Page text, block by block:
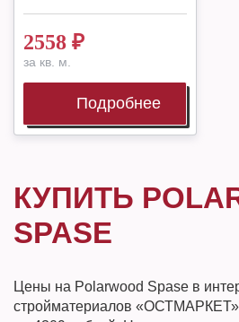
2558 ₽
за кв. м.
Подробнее
КУПИТЬ
SPASE
Цены на Polarwood Spase в
стройматериалов «ОСТМАРКЕТ»